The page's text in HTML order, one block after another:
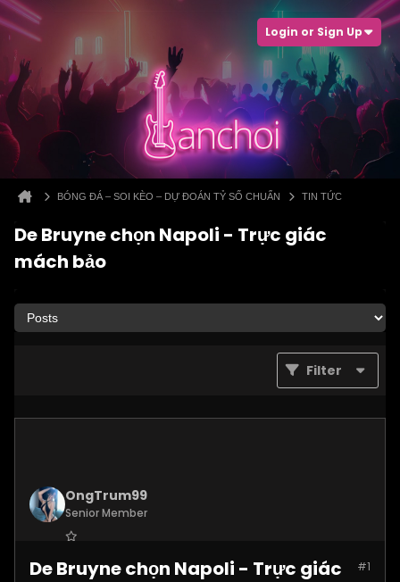
Login or Sign Up
BÓNG ĐÁ – SOI KÈO – DỰ ĐOÁN TỶ SỐ CHUẨN TIN TỨC
De Bruyne chọn Napoli - Trực giác
mách bảo
Filter
OngTrum99
Senior Member
Posts: 4305 #1
De Bruyne chọn Napoli - Trực giác